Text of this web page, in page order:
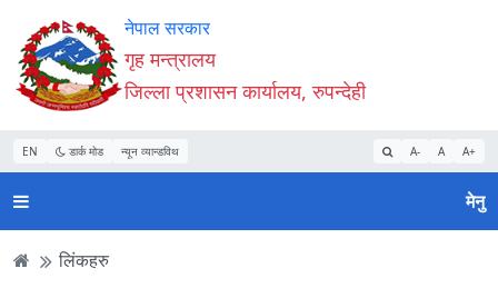
Accessibility
Mode
सुरु
गर्नुहोस्
सामाग्री
पढ्नुहाेस्
नेभिगेसन
पढ्नुहाेस्
वेबसाइट
खोजमा
जानुहोस्
नेपाल सरकार
गृह मन्त्रालय
जिल्ला प्रशासन कार्यालय, रुपन्देही
EN डार्क मोड न्यून व्यान्डविथ A- A A+
मेनु
लिंकहरु